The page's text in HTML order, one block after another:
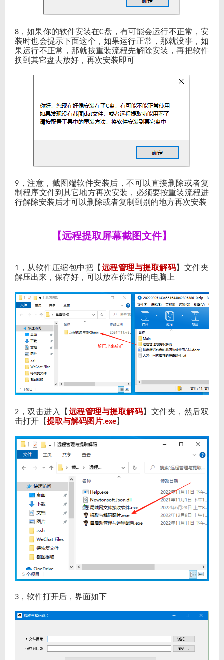
8 ，如果你的软件安装在C盘，有可能会运行不正常，安
装时也会提示下面这个，如果运行正常，那就没事，如
果运行不正常，那就按重装流程先解除安装，再把软件
换到其它盘去放好，再次安装即可
9 ，注意，截图端软件安装后，不可以直接删除或者复
制程序文件到其它地方再次安装，必须要按重装流程进
行解除安装后才可以删除或者复制到别的地方再次安装
【远程提取屏幕截图文件】
1 ，从软件压缩包中把【 远程管理与提取解码】文件夹
解压出来，保存好，可以放在你常用的电脑上
2 ，双击进入【 远程管理与提取解码】文件夹，然后双
击打开【提取与解码图片.exe】
3 ，软件打开后，界面如下